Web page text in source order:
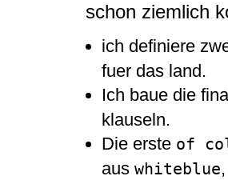
schon ziemlich
ich definiere
fuer das land.
Ich baue die
klauseln.
Die erste of
aus whiteblue